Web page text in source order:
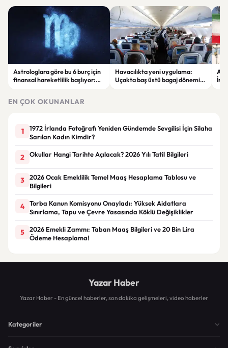
Astrologlara göre bu 6 burç için
finansal hareketlilik başlıyor:
Havacılıkta yeni uygulama:
Uçakta baş üstü bagaj dönemi
EN ÇOK OKUNANLAR
1
1972 İrlanda Fotoğrafı Yeniden Gündemde Sevgilisi İçin Silaha
Sarılan Kadın Kimdir?
2 Okullar Hangi Tarihte Açılacak? 2026 Yılı Tatil Bilgileri
3
2026 Ocak Emeklilik Temel Maaş Hesaplama Tablosu ve
Bilgileri
4
Torba Kanun Komisyonu Onayladı: Yüksek Aidatlara
Sınırlama, Tapu ve Çevre Yasasında Köklü Değişiklikler
5
2026 Emekli Zammı: Taban Maaş Bilgileri ve 20 Bin Lira
Ödeme Hesaplama!
Yazar Haber
Yazar Haber - En güncel haberler, son dakika gelişmeleri, video haberler
Kategoriler